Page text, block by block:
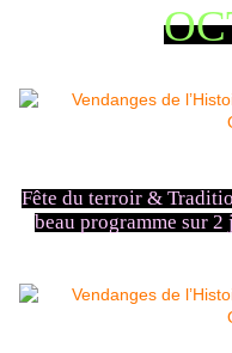
Fête du terroir &
beau programme sur 2